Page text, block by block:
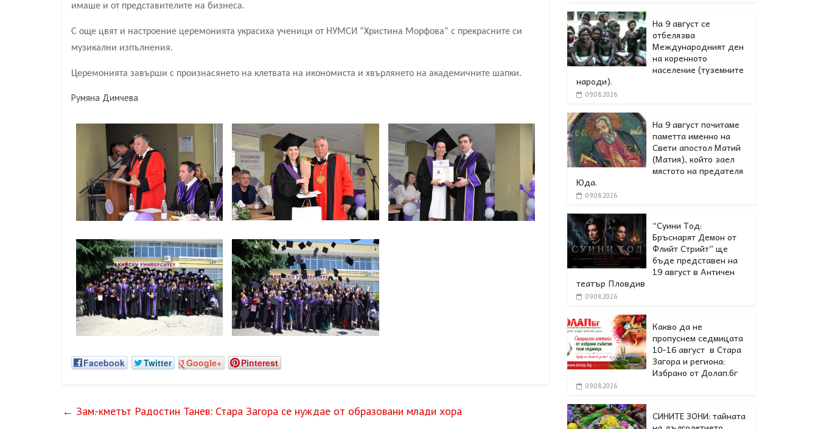
имаше и от представителите на бизнеса.
С още цвят и настроение церемонията украсиха ученици от НУМСИ “Христина Морфова” с прекрасните си
музикални изпълнения.
Церемонията завърши с произнасянето на клетвата на икономиста и хвърлянето на академичните шапки.
Румяна Димчева
Facebook Twitter Google+ Pinterest
← Зам.-кметът Радостин Танев: Стара Загора се нуждае от образовани млади хора
На 9 август се
отбелязва
Международният ден
на коренното
население (туземните
народи).
09.08.2026
На 9 август почитаме
паметта именно на
Свети апостол Матий
(Матия), който заел
мястото на предателя
Юда.
09.08.2026
“Суини Тод:
Бръснарят Демон от
Флийт Стрийт” ще
бъде представен на
19 август в Античен
театър Пловдив
09.08.2026
Какво да не
пропуснем седмицата
10-16 август в Стара
Загора и региона:
Избрано от Долап.бг
09.08.2026
СИНИТЕ ЗОНИ: тайната